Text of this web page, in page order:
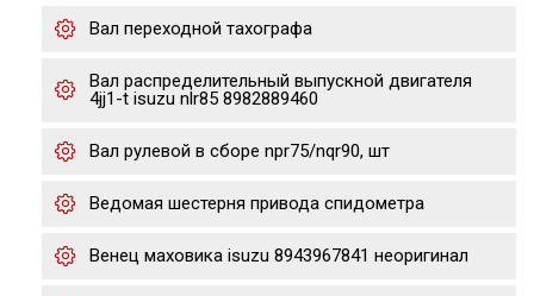
Вал переходной тахографа
Вал распределительный выпускной двигателя
4jj1-t isuzu nlr85 8982889460
Вал рулевой в сборе npr75/nqr90, шт
Ведомая шестерня привода спидометра
Венец маховика isuzu 8943967841 неоригинал